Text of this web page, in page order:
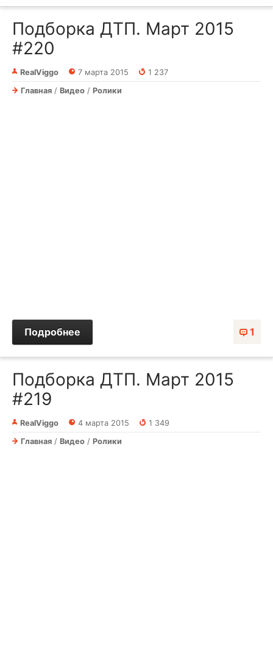
Подборка ДТП. Март 2015
#220
RealViggo 7 марта 2015
1 237
Главная / Видео / Ролики
1
Подробнее
Подборка ДТП. Март 2015
#219
RealViggo 4 марта 2015
1 349
Главная / Видео / Ролики